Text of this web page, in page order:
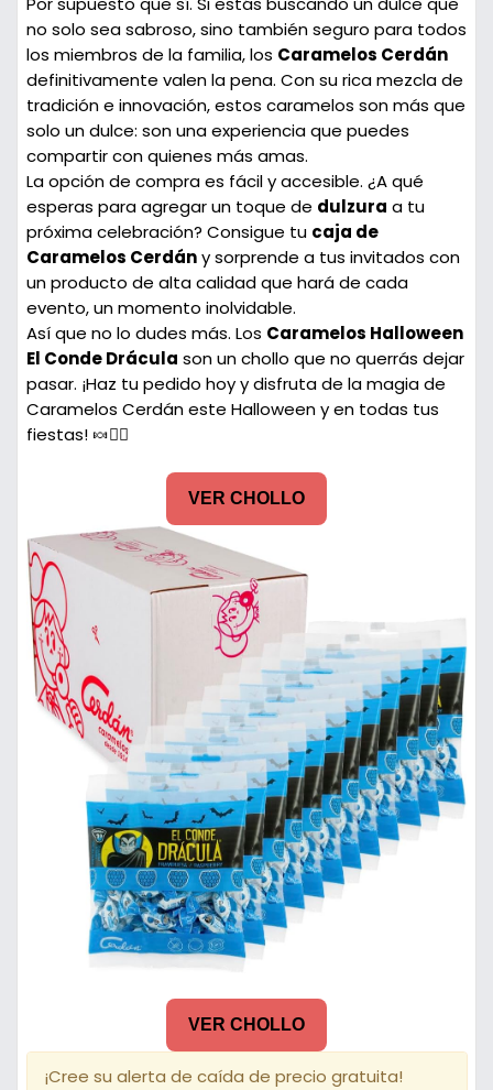
no solo sea sabroso, sino también seguro para todos
los miembros de la familia, los Caramelos Cerdán
definitivamente valen la pena. Con su rica mezcla de
tradición e innovación, estos caramelos son más que
solo un dulce: son una experiencia que puedes
compartir con quienes más amas.
La opción de compra es fácil y accesible. ¿A qué
esperas para agregar un toque de dulzura a tu
próxima celebración? Consigue tu caja de
Caramelos Cerdány sorprende a tus invitados con
un producto de alta calidad que hará de cada
evento, un momento inolvidable.
Así que no lo dudes más. Los Caramelos Halloween
El Conde Drácula son un chollo que no querrás dejar
pasar. ¡Haz tu pedido hoy y disfruta de la magia de
Caramelos Cerdán este Halloween y en todas tus
fiestas! 🍬🧛‍♂️
VER CHOLLO
VER CHOLLO
¡Cree su alerta de caída de precio gratuita!